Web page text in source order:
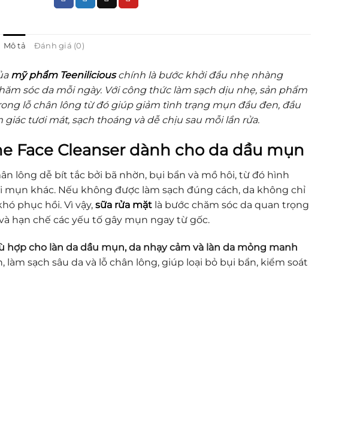
Mô tả Đánh giá (0)
mỹ phẩm Teeniliciouschính là bước khởi đầu nhẹ nhàng
sóc da mỗi ngày. Với công thức làm sạch dịu nhẹ, sản phẩm
lỗ chân lông từ đó giúp giảm tình trạng mụn đầu đen, đầu
tươi mát, sạch thoáng và dễ chịu sau mỗi lần rửa.
Face Cleanser dành cho da dầu mụn
lông dễ bít tắc bởi bã nhờn, bụi bẩn và mồ hôi, từ đó hình
khác. Nếu không được làm sạch đúng cách, da không chỉ
phục hồi. Vì vậy, sữa rửa mặtlà bước chăm sóc da quan trọng
hạn chế các yếu tố gây mụn ngay từ gốc.
hợp cho làn da dầu mụn, da nhạy cảm và làn da mỏng manh
sạch sâu da và lỗ chân lông, giúp loại bỏ bụi bẩn, kiểm soát